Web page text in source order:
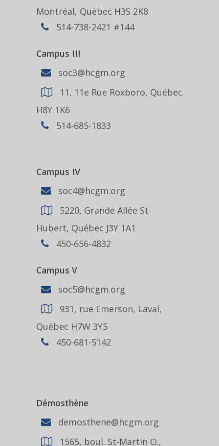
Montréal, Québec H3S 2K8
514-738-2421 #144
Campus III
soc3@hcgm.org
11, 11e Rue Roxboro, Québec
H8Y 1K6
514-685-1833
Campus IV
soc4@hcgm.org
5220, Grande Allée St-
Hubert, Québec J3Y 1A1
450-656-4832
Campus V
soc5@hcgm.org
931, rue Emerson, Laval,
Québec H7W 3Y5
450-681-5142
Démosthène
demosthene@hcgm.org
1565, boul. St-Martin O.,